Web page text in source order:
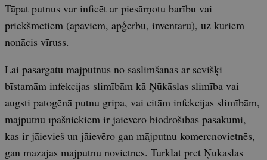
Tāpat putnus var inficēt ar piesārņotu barību vai
priekšmetiem (apaviem, apģērbu, inventāru), uz kuriem
nonācis vīruss.
Lai pasargātu mājputnus no saslimšanas ar sevišķi
bīstamām infekcijas slimībām kā Ņūkāslas slimība vai
augsti patogēnā putnu gripa, vai citām infekcijas slimībām,
mājputnu īpašniekiem ir jāievēro biodrošības pasākumi,
kas ir jāievieš un jāievēro gan mājputnu komercnovietnēs,
gan mazajās mājputnu novietnēs. Turklāt pret Ņūkāslas